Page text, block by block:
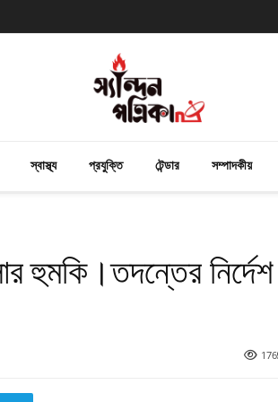
স্বাস্থ্য প্রযুক্তি টেন্ডার সম্পাদকীয়
হুমকি।তদন্তের নির্দেশ
176